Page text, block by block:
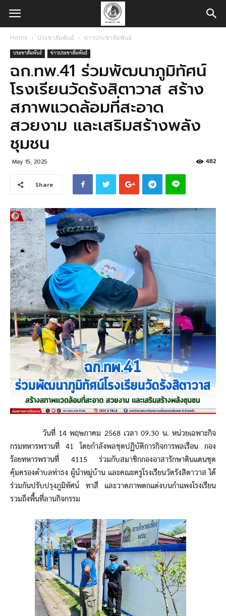
Home ประชาสัมพันธ์ ข่าวประชาสัมพันธ์
ประชาสัมพันธ์ ข่าวประชาสัมพันธ์
ฉก.ทพ.41 ร่วมพัฒนาภูมิทัศน์
โรงเรียนวัดรังสิตาวาส สร้าง
สภาพแวดล้อมที่สะอาด
สวยงาม และเสริมสร้างพลัง
ชุมชน
May 15, 2025 482
Share
วันที่ 14 พฤษภาคม 2568 เวลา 09.30 น. หน่วยเฉพาะกิจ
กรมทหารพรานที่ 41 โดยกำลังพลชุดปฏิบัติการกิจการพลเรือน กอง
ร้อยทหารพรานที่ 4115 ร่วมกับสมาชิกกองอาสารักษาดินแดนชุด
คุ้มครองตำบลท่าธง ผู้นำหมู่บ้าน และคณะครูโรงเรียนวัดรังสิตาวาส ได้
ร่วมกันปรับปรุงภูมิทัศน์ ทาสี และวาดภาพตกแต่งบนกำแพงโรงเรียน
รวมถึงพื้นที่ลานกิจกรรม